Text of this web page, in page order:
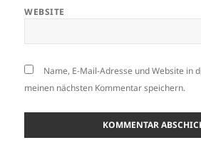
WEBSITE
Name, E-Mail-Adresse und Website in
meinen nächsten Kommentar speichern.